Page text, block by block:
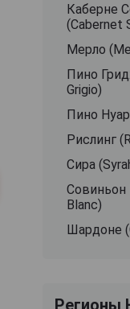
Каберне
(Cabernet
Мерло
Пино
Grigio)
Пино
Рислинг
Сира
Совиньон
Blanc)
Шардоне
Регионы